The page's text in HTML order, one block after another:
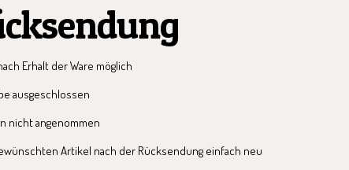
Erhalt der Ware möglich
ausgeschlossen
nicht angenommen
Artikel nach der Rücksendung einfach neu